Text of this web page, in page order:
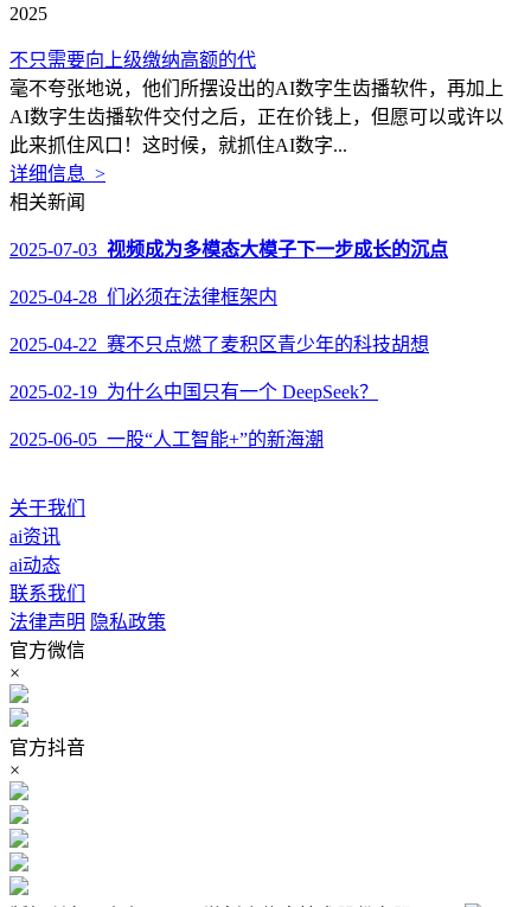
2025
不只需要向上级缴纳高额的代
毫不夸张地说，他们所摆设出的AI数字生齿播软件，再加上
AI数字生齿播软件交付之后，正在价钱上，但愿可以或许以
此来抓住风口！这时候，就抓住AI数字...
详细信息 >
相关新闻
2025-07-03 视频成为多模态大模子下一步成长的沉点
2025-04-28 们必须在法律框架内
2025-04-22 赛不只点燃了麦积区青少年的科技胡想
2025-02-19 为什么中国只有一个 DeepSeek？
2025-06-05 一股“人工智能+”的新海潮
关于我们
ai资讯
ai动态
联系我们
法律声明 隐私政策
官方微信
×
官方抖音
×